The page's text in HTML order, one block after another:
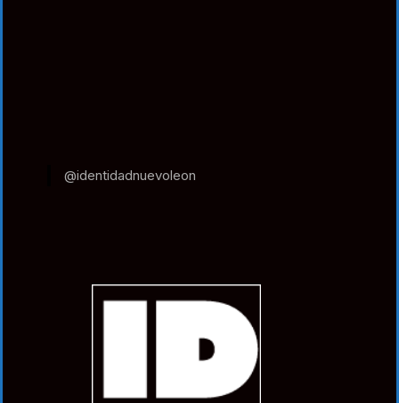
@identidadnuevoleon